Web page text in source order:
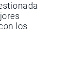
los